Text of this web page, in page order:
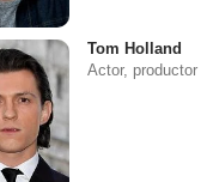
Tom Holland
Actor, productor